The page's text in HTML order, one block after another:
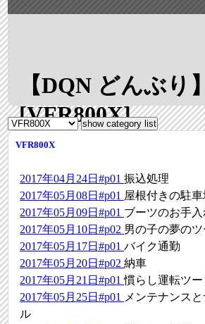
【DQN どんぶり】
[VFR800X]
VFR800X
2017年04月24日#p01振込処理
2017年05月08日#p01 屋根付きの駐
2017年05月09日#p01 ブーツのお手入
2017年05月10日#p02 男の子の夢の
2017年05月17日#p01バイク通勤
2017年05月20日#p02納車
2017年05月21日#p01慣らし運転ツ
2017年05月25日#p01
メンテナンス
ル